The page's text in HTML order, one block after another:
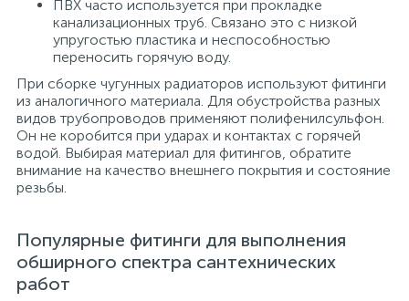
ПВХ часто используется при прокладке
канализационных труб. Связано это с низкой
упругостью пластика и неспособностью
переносить горячую воду.
При сборке чугунных радиаторов используют фитинги
из аналогичного материала. Для обустройства разных
видов трубопроводов применяют полифенилсульфон.
Он не коробится при ударах и контактах с горячей
водой. Выбирая материал для фитингов, обратите
внимание на качество внешнего покрытия и состояние
резьбы.
Популярные фитинги для выполнения
обширного спектра сантехнических
работ